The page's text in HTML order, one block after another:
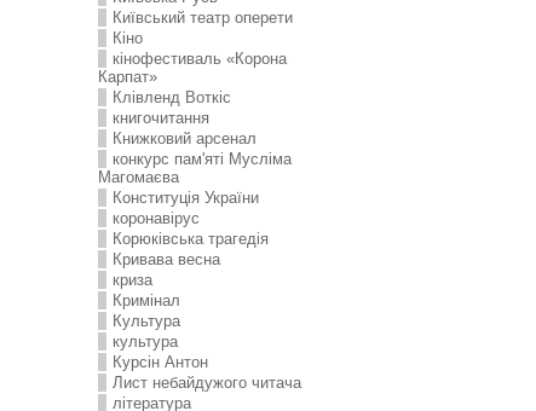
Київський театр оперети
Кіно
кінофестиваль «Корона
Карпат»
Клівленд Воткіс
книгочитання
Книжковий арсенал
конкурс пам'яті Мусліма
Магомаєва
Конституція України
коронавірус
Корюківська трагедія
Кривава весна
криза
Кримінал
Культура
культура
Курсін Антон
Лист небайдужого читача
література